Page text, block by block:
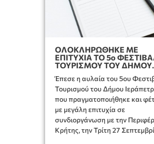
ΟΛΟΚΛΗΡΩΘΗΚΕ ΜΕ
ΕΠΙΤΥΧΙΑ ΤΟ 5o
ΤΟΥΡΙΣΜΟΥ ΤΟΥ ΔΗΜΟΥ
Έπεσε η αυλαία του 5ου
Τουρισμού του Δήμου
που πραγματοποιήθηκε και
με μεγάλη επιτυχία σε
συνδιοργάνωση με την
Κρήτης, την Τρίτη 27